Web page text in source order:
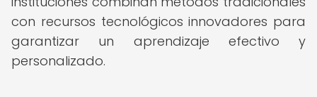
con recursos tecnológicos innovadores para
garantizar un aprendizaje efectivo y
personalizado.